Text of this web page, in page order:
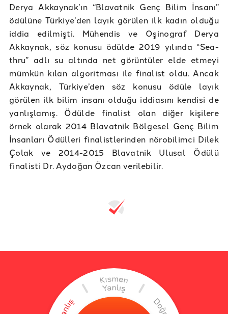
Derya Akkaynak’ın “Blavatnik Genç Bilim İnsanı”
ödülüne Türkiye’den layık görülen ilk kadın olduğu
iddia edilmişti. Mühendis ve Oşinograf Derya
Akkaynak, söz konusu ödülde 2019 yılında “Sea-
thru” adlı su altında net görüntüler elde etmeyi
mümkün kılan algoritması ile finalist oldu. Ancak
Akkaynak, Türkiye’den söz konusu ödüle layık
görülen ilk bilim insanı olduğu iddiasını kendisi de
yanlışlamış. Ödülde finalist olan diğer kişilere
örnek olarak 2014 Blavatnik Bölgesel Genç Bilim
İnsanları Ödülleri finalistlerinden nörobilimci Dilek
Çolak ve 2014-2015 Blavatnik Ulusal Ödülü
finalisti Dr. Aydoğan Özcan verilebilir.